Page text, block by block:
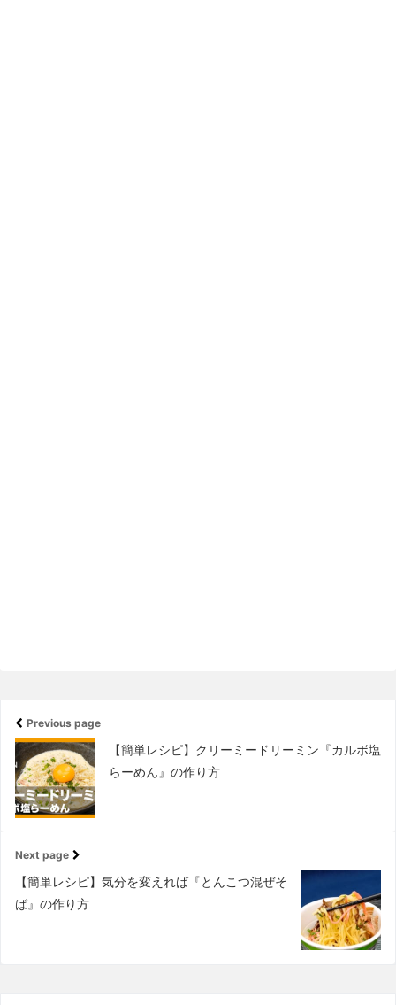
Previous page
【簡単レシピ】クリーミードリーミン『カルボ塩
らーめん』の作り方
Next page
【簡単レシピ】気分を変えれば『とんこつ混ぜそ
ば』の作り方